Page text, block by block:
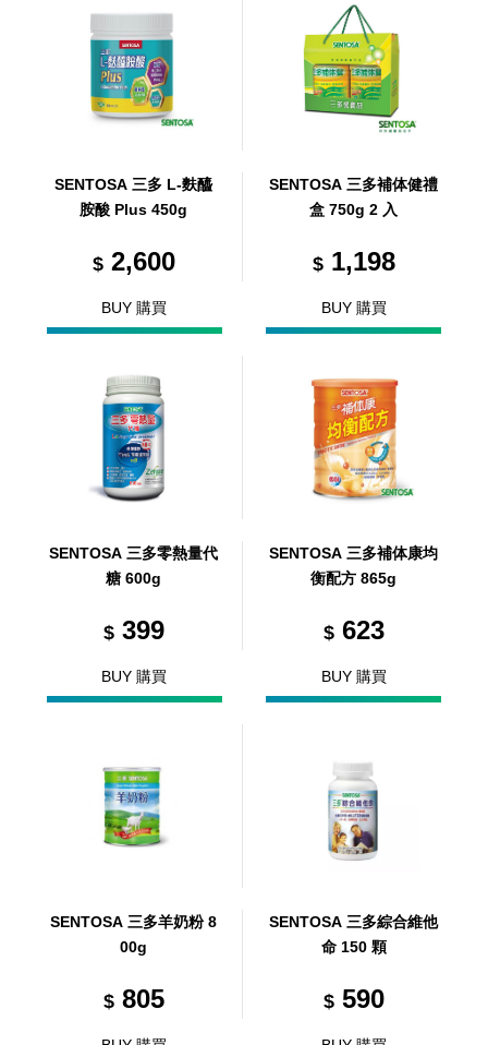
SENTOSA 三多 L-麩醯
胺酸 Plus 450g
$2,600
BUY 購買
SENTOSA 三多補体健禮
盒 750g 2 入
$1,198
BUY 購買
SENTOSA 三多零熱量代
糖 600g
$399
BUY 購買
SENTOSA 三多補体康均
衡配方 865g
$623
BUY 購買
SENTOSA 三多羊奶粉 8
00g
$805
SENTOSA 三多綜合維他
命 150 顆
$590